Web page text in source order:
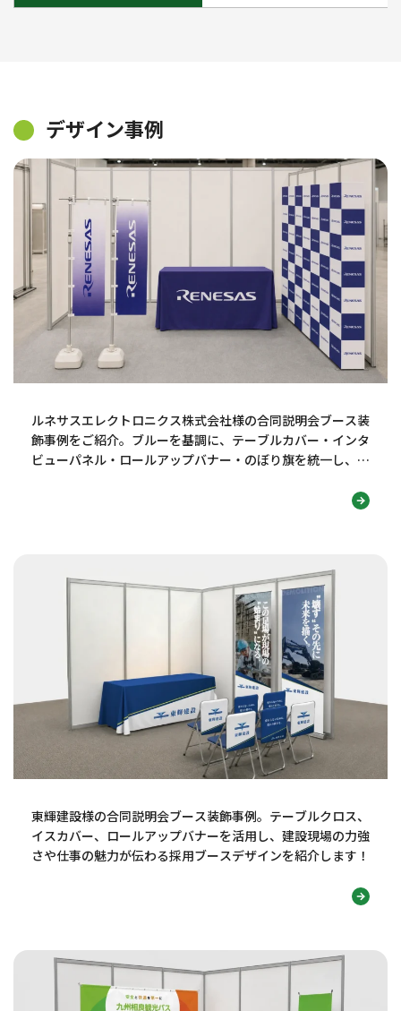
デザイン事例
ルネサスエレクトロニクス株式会社様の合同説明会ブース装
飾事例をご紹介。ブルーを基調に、テーブルカバー・インタ
ビューパネル・ロールアップバナー・のぼり旗を統一し、技
した。学生の視線を集め、社名認知や会話につなげる工夫も
東輝建設様の合同説明会ブース装飾事例。テーブルクロス、
イスカバー、ロールアップバナーを活用し、建設現場の力強
さや仕事の魅力が伝わる採用ブースデザインを紹介します！